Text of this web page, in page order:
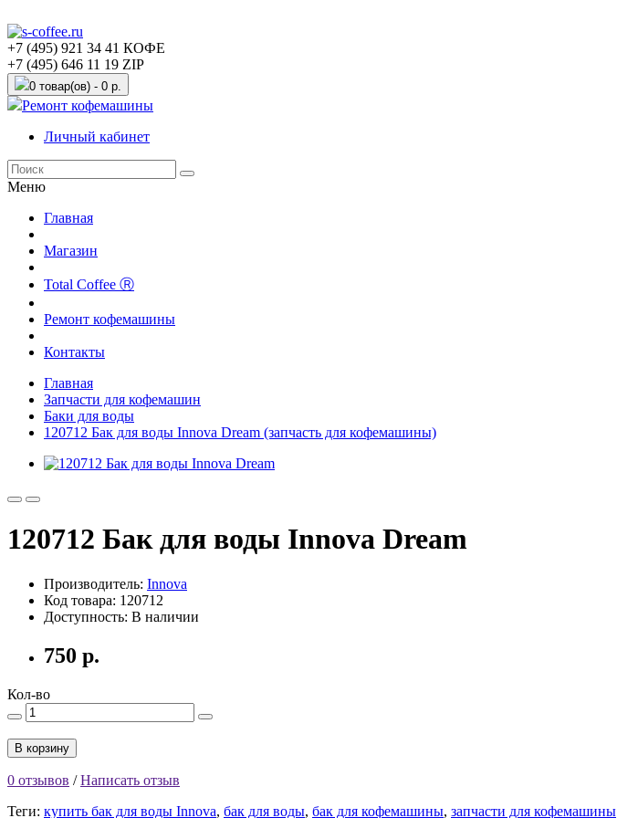
+7 (495) 921 34 41 КОФЕ
+7 (495) 646 11 19 ZIP
0 товар(ов) - 0 р.
Ремонт кофемашины
Личный кабинет
Меню
Главная
Магазин
Total Coffee Ⓡ
Ремонт кофемашины
Контакты
Главная
Запчасти для кофемашин
Баки для воды
120712 Бак для воды Innova Dream (запчасть для кофемашины)
120712 Бак для воды Innova Dream
Производитель: Innova
Код товара: 120712
Доступность: В наличии
750 р.
Кол-во
В корзину
0 отзывов /Написать отзыв
Теги: купить бак для воды Innova, бак для воды, бак для кофемашины, запчасти для кофемашины